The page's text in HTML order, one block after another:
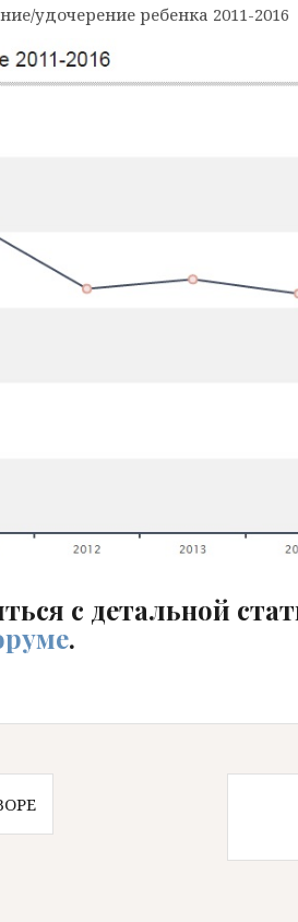
удочерение ребенка 2011-2016
с детальной
.